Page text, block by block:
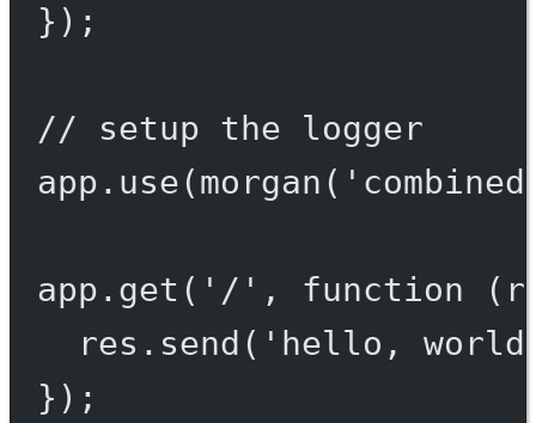
});
// setup the logger
app. use(morgan (
app. get ( '/' , function (
res. send ( 'hello,
});